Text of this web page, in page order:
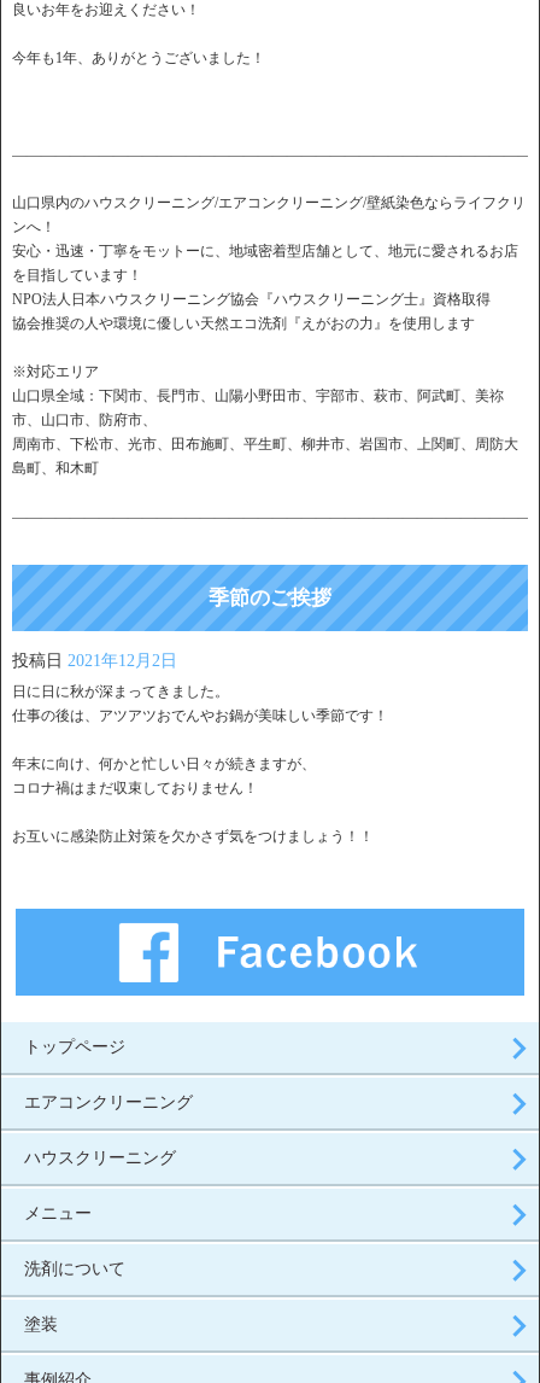
良いお年をお迎えください！
今年も1年、ありがとうございました！
山口県内のハウスクリーニング/エアコンクリーニング/壁紙染色ならライフクリ
ンへ！
安心・迅速・丁寧をモットーに、地域密着型店舗として、地元に愛されるお店
を目指しています！
NPO法人日本ハウスクリーニング協会『ハウスクリーニング士』資格取得
協会推奨の人や環境に優しい天然エコ洗剤『えがおの力』を使用します
※対応エリア
山口県全域：下関市、長門市、山陽小野田市、宇部市、萩市、阿武町、美祢
市、山口市、防府市、
周南市、下松市、光市、田布施町、平生町、柳井市、岩国市、上関町、周防大
島町、和木町
季節のご挨拶
投稿日 2021年12月2日
日に日に秋が深まってきました。
仕事の後は、アツアツおでんやお鍋が美味しい季節です！
年末に向け、何かと忙しい日々が続きますが、
コロナ禍はまだ収束しておりません！
お互いに感染防止対策を欠かさず気をつけましょう！！
トップページ
エアコンクリーニング
ハウスクリーニング
メニュー
洗剤について
塗装